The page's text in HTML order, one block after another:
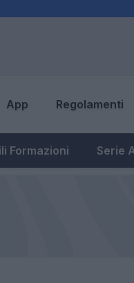
App Regolamenti
Formazioni Serie